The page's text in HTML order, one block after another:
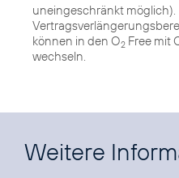
uneingeschränkt möglich).
können in den O2 Free mit
wechseln.
Weitere